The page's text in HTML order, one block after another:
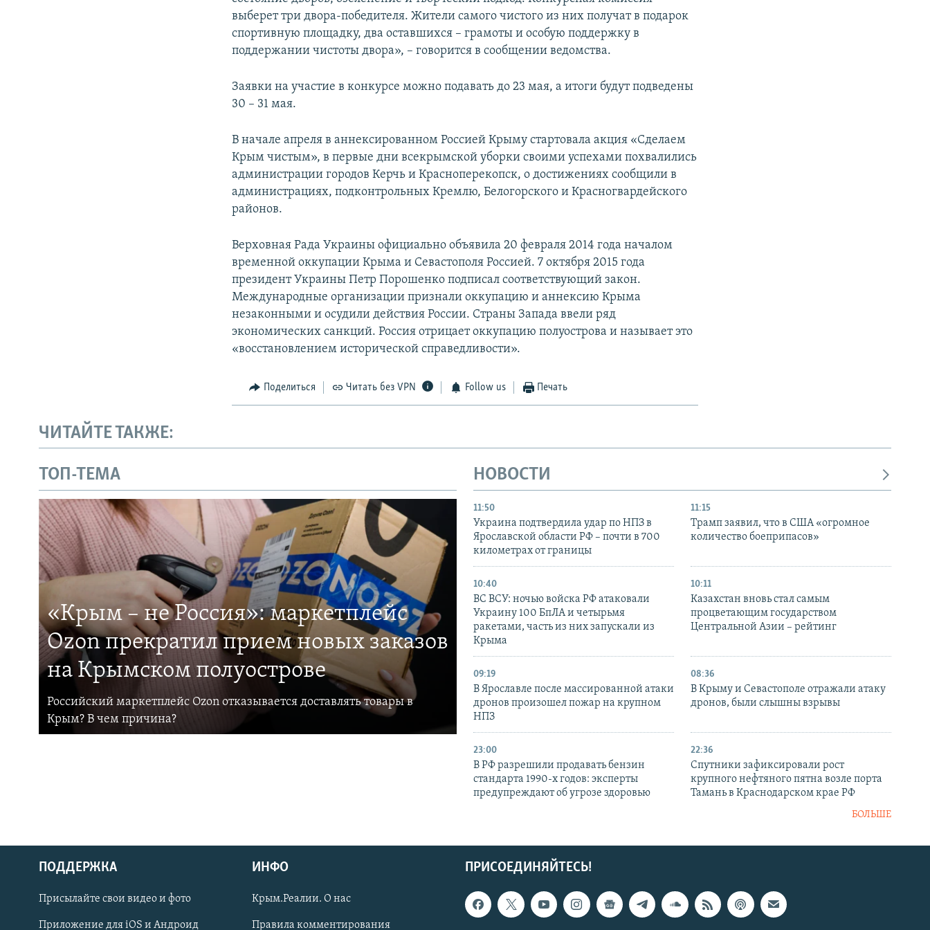
Українською
Qırımtatar
выберет три двора-победителя. Жители самого чистого из них получат в подарок
спортивную площадку, два оставшихся – грамоты и особую поддержку в
поддержании чистоты двора», – говорится в сообщении ведомства.
Заявки на участие в конкурсе можно подавать до 23 мая, а итоги будут подведены
30 – 31 мая.
В начале апреля в аннексированном Россией Крыму стартовала акция «Сделаем
Крым чистым», в первые дни всекрымской уборки своими успехами похвалились
администрации городов Керчь и Красноперекопск, о достижениях сообщили в
администрациях, подконтрольных Кремлю, Белогорского и Красногвардейского
районов.
Верховная Рада Украины официально объявила 20 февраля 2014 года началом
временной оккупации Крыма и Севастополя Россией. 7 октября 2015 года
президент Украины Петр Порошенко подписал соответствующий закон.
Международные организации признали оккупацию и аннексию Крыма
незаконными и осудили действия России. Страны Запада ввели ряд
экономических санкций. Россия отрицает оккупацию полуострова и называет это
«восстановлением исторической справедливости».
Поделиться Читать без VPN Follow us Печать
ЧИТАЙТЕ ТАКЖЕ:
ТОП-ТЕМА
«Крым – не Россия»: маркетплейс
Ozon прекратил прием новых заказов
на Крымском полуострове
Российский маркетплейс Ozon отказывается доставлять товары в
Крым? В чем причина?
НОВОСТИ
11:50
Украина подтвердила удар по НПЗ в
Ярославской области РФ – почти в 700
километрах от границы
11:15
Трамп заявил, что в США «огромное
количество боеприпасов»
10:40
ВС ВСУ: ночью войска РФ атаковали
Украину 100 БпЛА и четырьмя
ракетами, часть из них запускали из
Крыма
10:11
Казахстан вновь стал самым
процветающим государством
Центральной Азии – рейтинг
09:19
В Ярославле после массированной атаки
дронов произошел пожар на крупном
НПЗ
08:36
В Крыму и Севастополе отражали атаку
дронов, были слышны взрывы
23:00
В РФ разрешили продавать бензин
стандарта 1990-х годов: эксперты
предупреждают об угрозе здоровью
22:36
Спутники зафиксировали рост
крупного нефтяного пятна возле порта
Тамань в Краснодарском крае РФ
БОЛЬШЕ
ПРИСОЕДИНЯЙТЕСЬ!
ПОДДЕРЖКА
Присылайте свои видео и фото
Приложение для iOS и Андроид
ИНФО
Крым.Реалии. О нас
Правила комментирования